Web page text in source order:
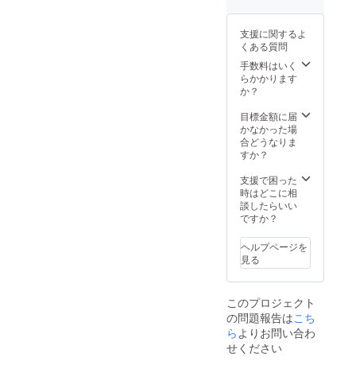
ショッ
プ
(https://
www.se
tonosa
chi.com
「支援
者様限
定 商品
割引券
(送付月
より1年
間有
お届け
す。
瓶:120g
×1本、
牡蠣と
チーズ
のオイ
ル漬け
×1本、
牡蠣の
吟醸オ
瓶:120g
×1本、
広島産
牡蠣の
プソー
ス:120g
×1本 ②
コロナ
後、瀬
戸内地
方や広
島県に
来てい
支援に関するよ
くある質問
手数料はいく
らかかります
か？
目標金額に届
かなかった場
合どうなりま
すか？
支援で困った
時はどこに相
談したらいい
ですか？
ヘルプページを
見る
このプロジェクト
の問題報告はこち
ら よりお問い合わ
せください